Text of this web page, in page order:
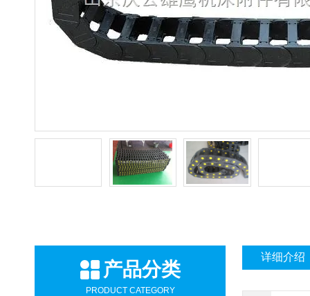
产品分类
PRODUCT CATEGORY
详细介绍